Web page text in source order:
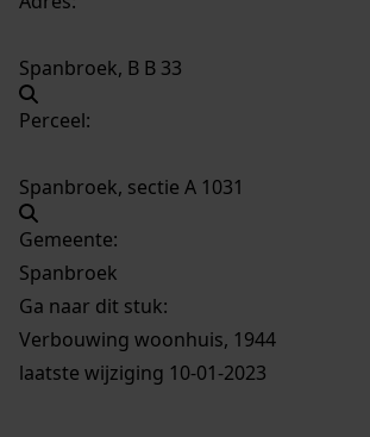
Spanbroek, B B 33
Perceel:
Spanbroek, sectie A 1031
Gemeente:
Spanbroek
Ga naar dit stuk:
Verbouwing woonhuis, 1944
laatste wijziging 10-01-2023